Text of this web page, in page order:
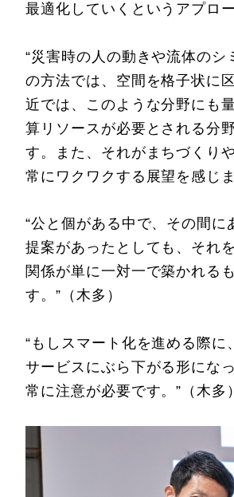
最適化していくというアプロ
“災害時の人の動きや流体の
の方法では、空間を格子状に
近では、このような分野にも
算リソースが必要とされる分
す。また、それがまちづくり
常にワクワクする展望を感じま
“公と個がある中で、その間
提案があったとしても、それ
関係が単に一対一で築かれる
す。”（木多）
“もしスマート化を進める際
サービスにぶら下がる形にな
常に注意が必要です。”（木多）